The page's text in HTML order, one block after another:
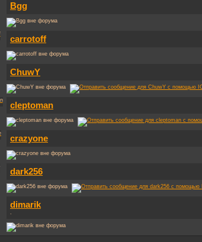
Bgg
carrotoff
ChuwY
cleptoman
crazyone
dark256
dimarik